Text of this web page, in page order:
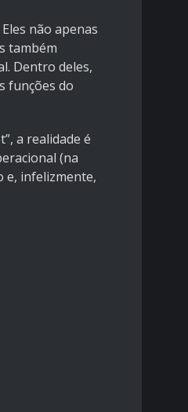
não apenas
também
Dentro deles,
funções do
a realidade é
(na
e, infelizmente,